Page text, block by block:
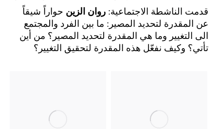
قدمت الناشطة الاجتماعية: روان الزين حواراً شيقاً
عن المقدرة لتحديد المصير: ما بين الفرد والمجتمع
الى التغيير وما هي المقدرة لتحديد المصير؟ من أين
تأتي؟ وكيف نفعّل هذه المقدرة لتحقيق التغيير؟